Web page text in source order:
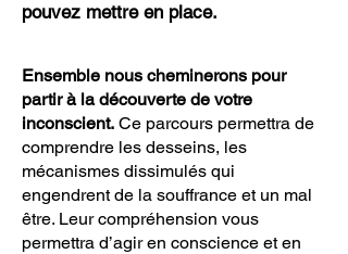
pouvez mettre en place.
Ensemble nous cheminerons pour
partir à la découverte de votre
inconscient. Ce parcours permettra de
comprendre les desseins, les
mécanismes dissimulés qui
engendrent de la souffrance et un mal
être. Leur compréhension vous
permettra d’agir en conscience et en